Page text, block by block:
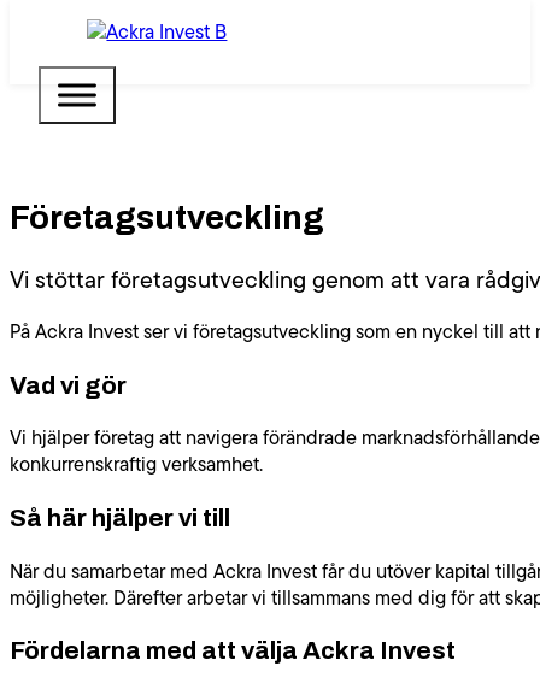
Företagsutveckling
Vi stöttar företagsutveckling genom att vara
På Ackra Invest ser vi företagsutveckling som en nyckel till
Vad vi gör
Vi hjälper företag att navigera förändrade
konkurrenskraftig verksamhet.
Så här hjälper vi till
När du samarbetar med Ackra Invest får du utöver kapital
möjligheter. Därefter arbetar vi tillsammans med dig för att
Fördelarna med att välja Ackra Invest